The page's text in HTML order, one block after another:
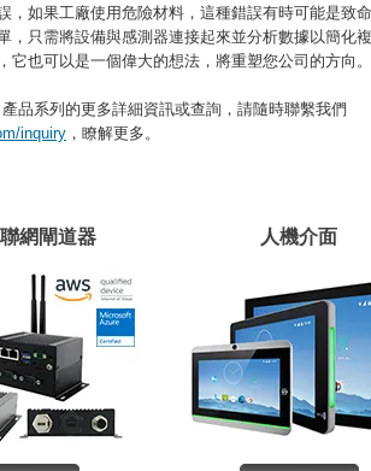
，如果工廠使用危險材料，這種錯誤有時可能是致命
，只需將設備與感測器連接起來並分析數據以簡化
它也可以是一個偉大的想法，將重塑您公司的方向。
品系列的更多詳細資訊或查詢，請隨時聯繫我們
inquiry ，瞭解更多。
網閘道器 人機介面